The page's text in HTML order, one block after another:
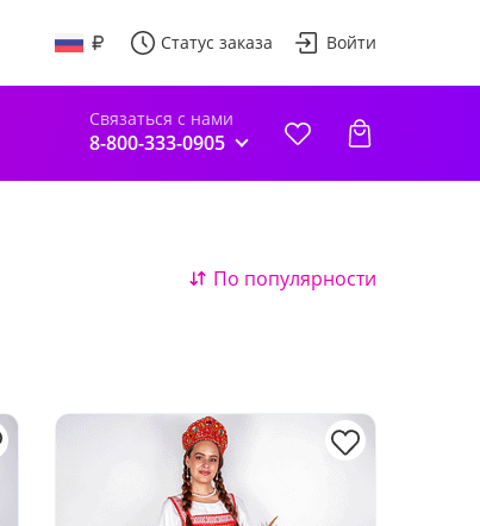
Статус заказа Войти
Связаться с нами
8-800-333-0905
По популярности